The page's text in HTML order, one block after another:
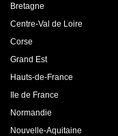
Bretagne
Centre-Val de Loire
Corse
Grand Est
Hauts-de-France
Ile de France
Normandie
Nouvelle-Aquitaine